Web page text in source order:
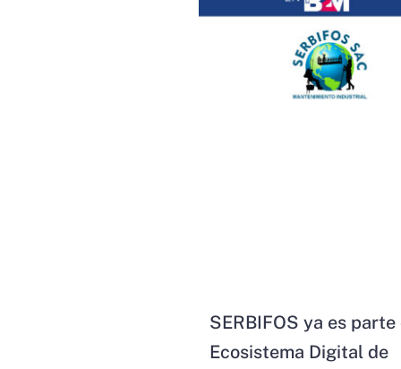
SERBIFOS ya es parte
Ecosistema Digital de